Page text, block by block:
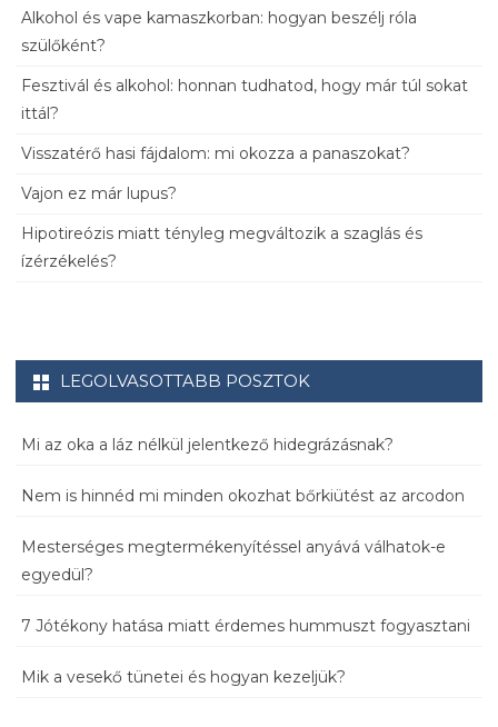
Alkohol és vape kamaszkorban: hogyan beszélj róla
szülőként?
Fesztivál és alkohol: honnan tudhatod, hogy már túl sokat
ittál?
Visszatérő hasi fájdalom: mi okozza a panaszokat?
Vajon ez már lupus?
Hipotireózis miatt tényleg megváltozik a szaglás és
ízérzékelés?
LEGOLVASOTTABB POSZTOK
Mi az oka a láz nélkül jelentkező hidegrázásnak?
Nem is hinnéd mi minden okozhat bőrkiütést az arcodon
Mesterséges megtermékenyítéssel anyává válhatok-e
egyedül?
7 Jótékony hatása miatt érdemes hummuszt fogyasztani
Mik a vesekő tünetei és hogyan kezeljük?